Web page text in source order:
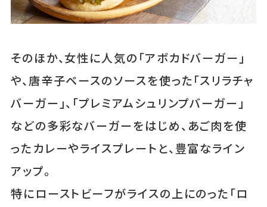
そのほか、女性に人気の「アボカドバーガー」
や、唐辛子ベースのソースを使った「スリラチャ
バーガー」、「プレミアムシュリンプバーガー」
などの多彩なバーガーをはじめ、あご肉を使
ったカレーやライスプレートと、豊富なライン
アップ。
特にローストビーフがライスの上にのった「ロ